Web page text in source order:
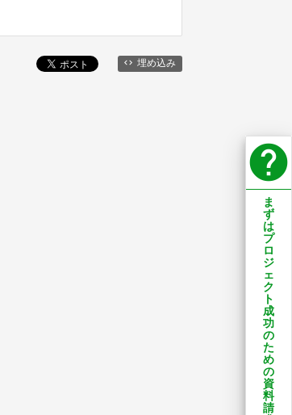
埋め込み
help
ま
ず
は
プ
ロ
ジ
ェ
ク
ト
成
功
の
た
め
の
資
料
請